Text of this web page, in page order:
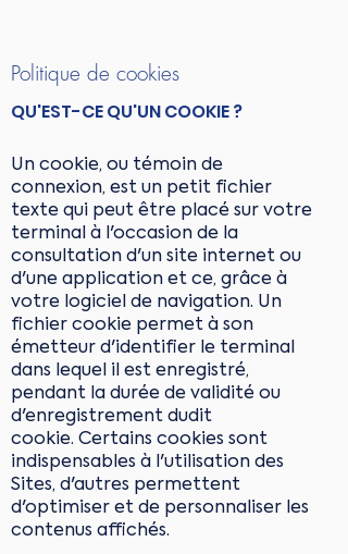
Politique de cookies
QU'EST-CE QU'UN COOKIE ?
Un cookie, ou témoin de
connexion, est un petit fichier
texte qui peut être placé sur votre
terminal à l'occasion de la
consultation d'un site internet ou
d'une application et ce, grâce à
votre logiciel de navigation. Un
fichier cookie permet à son
émetteur d'identifier le terminal
dans lequel il est enregistré,
pendant la durée de validité ou
d'enregistrement dudit
cookie. Certains cookies sont
indispensables à l'utilisation des
Sites, d'autres permettent
d'optimiser et de personnaliser les
contenus affichés.